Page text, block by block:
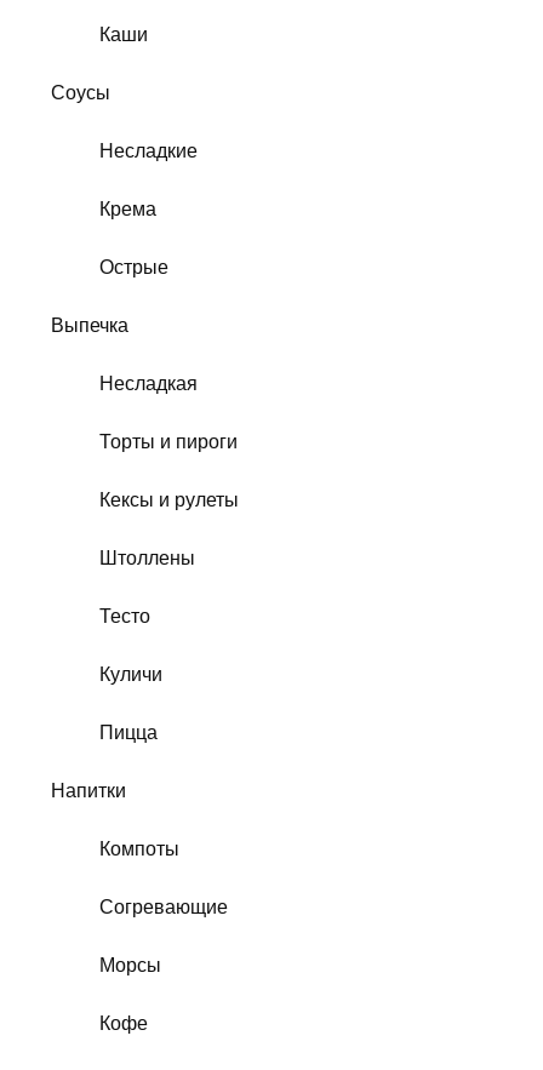
Каши
Соусы
Несладкие
Крема
Острые
Выпечка
Несладкая
Торты и пироги
Кексы и рулеты
Штоллены
Тесто
Куличи
Пицца
Напитки
Компоты
Согревающие
Морсы
Кофе